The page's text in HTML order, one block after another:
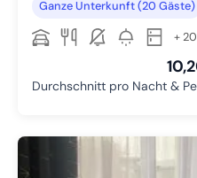
Ganze Unterkunft (20 Gäste)
+
Durchschnitt pro Nacht &